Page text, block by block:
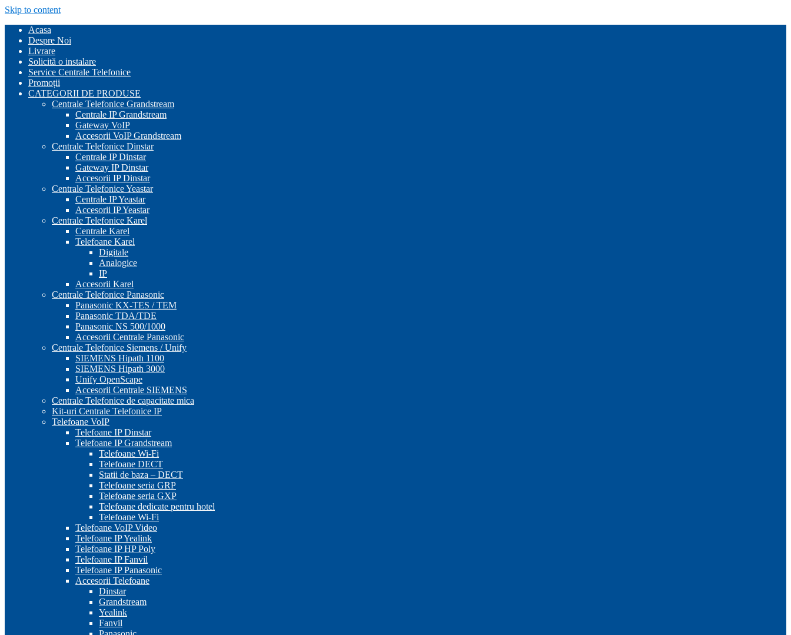
Skip to content
Acasa
Despre Noi
Livrare
Solicită o instalare
Service Centrale Telefonice
Promoții
CATEGORII DE PRODUSE
Centrale Telefonice Grandstream
Centrale IP Grandstream
Gateway VoIP
Accesorii VoIP Grandstream
Centrale Telefonice Dinstar
Centrale IP Dinstar
Gateway IP Dinstar
Accesorii IP Dinstar
Centrale Telefonice Yeastar
Centrale IP Yeastar
Accesorii IP Yeastar
Centrale Telefonice Karel
Centrale Karel
Telefoane Karel
Digitale
Analogice
IP
Accesorii Karel
Centrale Telefonice Panasonic
Panasonic KX-TES / TEM
Panasonic TDA/TDE
Panasonic NS 500/1000
Accesorii Centrale Panasonic
Centrale Telefonice Siemens / Unify
SIEMENS Hipath 1100
SIEMENS Hipath 3000
Unify OpenScape
Accesorii Centrale SIEMENS
Centrale Telefonice de capacitate mica
Kit-uri Centrale Telefonice IP
Telefoane VoIP
Telefoane IP Dinstar
Telefoane IP Grandstream
Telefoane Wi-Fi
Telefoane DECT
Statii de baza – DECT
Telefoane seria GRP
Telefoane seria GXP
Telefoane dedicate pentru hotel
Telefoane Wi-Fi
Telefoane VoIP Video
Telefoane IP Yealink
Telefoane IP HP Poly
Telefoane IP Fanvil
Telefoane IP Panasonic
Accesorii Telefoane
Dinstar
Grandstream
Yealink
Fanvil